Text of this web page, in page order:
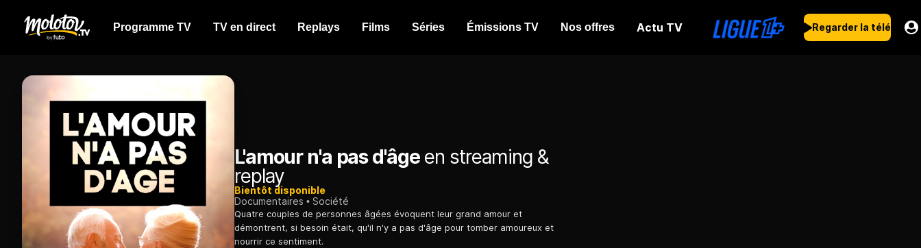
Programme TV TV en direct Replays Films Séries Émissions TV Nos offres Actu TV Regarder la télé
L'amour n'a pas d'âgeen streaming &
replay
Bientôt disponible
Documentaires
Société
Quatre couples de personnes âgées évoquent leur grand amour et
démontrent, si besoin était, qu'il n'y a pas d'âge pour tomber amoureux et
nourrir ce sentiment.